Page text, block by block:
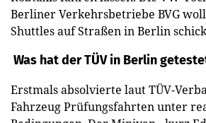
Berliner Verkehrsbetriebe BVG
Shuttles auf Straßen in Berlin
Was hat der TÜV in Berlin
Erstmals absolvierte laut TÜV-
Fahrzeug Prüfungsfahrten unter